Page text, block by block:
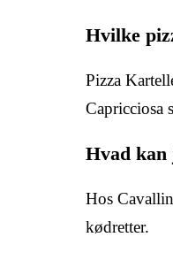
Hvilke
Pizza
Capricciosa
Hvad kan
Hos
kødretter.